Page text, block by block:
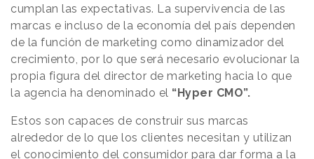
cumplan las expectativas. La supervivencia de las
marcas e incluso de la economía del país dependen
de la función de marketing como dinamizador del
crecimiento, por lo que será necesario evolucionar la
propia figura del director de marketing hacia lo que
la agencia ha denominado el “Hyper CMO”.
Estos son capaces de construir sus marcas
alrededor de lo que los clientes necesitan y utilizan
el conocimiento del consumidor para dar forma a la